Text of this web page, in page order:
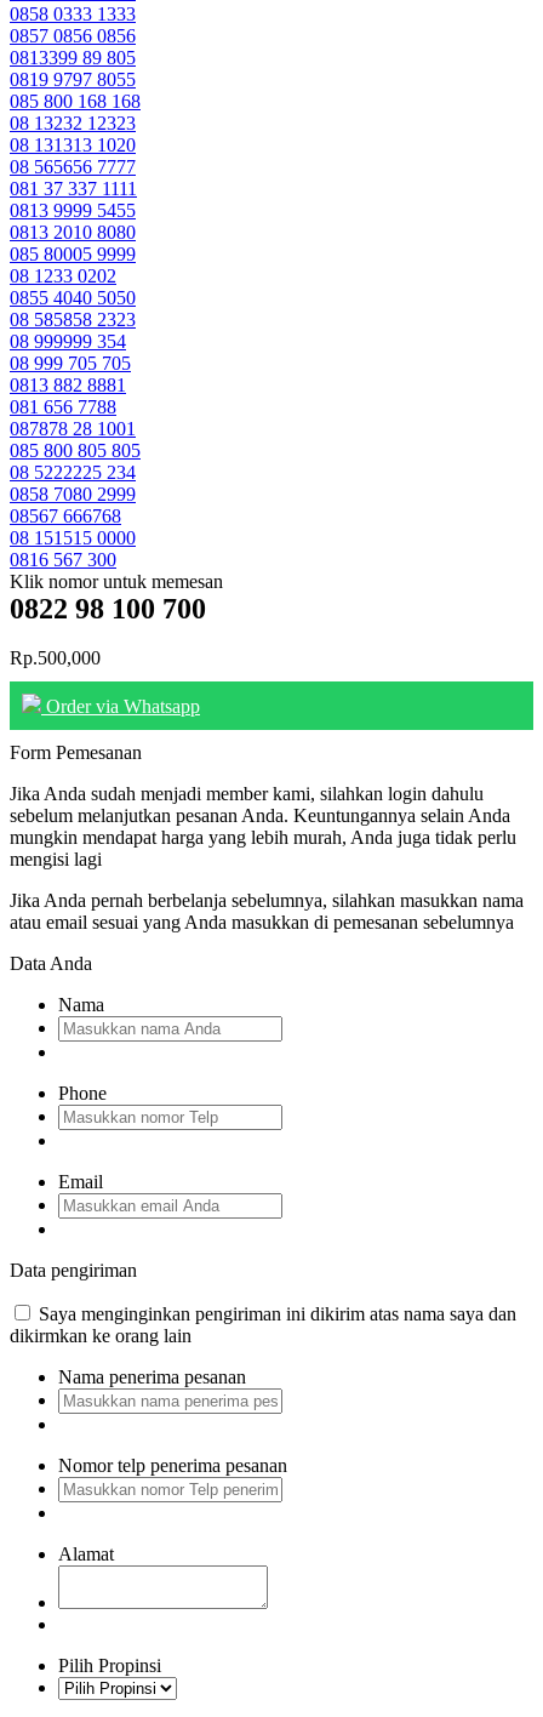
0858 0333 1333
0857 0856 0856
0813399 89 805
0819 9797 8055
085 800 168 168
08 13232 12323
08 131313 1020
08 565656 7777
081 37 337 1111
0813 9999 5455
0813 2010 8080
085 80005 9999
08 1233 0202
0855 4040 5050
08 585858 2323
08 999999 354
08 999 705 705
0813 882 8881
081 656 7788
087878 28 1001
085 800 805 805
08 5222225 234
0858 7080 2999
08567 666768
08 151515 0000
0816 567 300
Klik nomor untuk memesan
0822 98 100 700
Rp.500,000
Order via Whatsapp
Form Pemesanan
Jika Anda sudah menjadi member kami, silahkan login dahulu
sebelum melanjutkan pesanan Anda. Keuntungannya selain Anda
mungkin mendapat harga yang lebih murah, Anda juga tidak perlu
mengisi lagi
Jika Anda pernah berbelanja sebelumnya, silahkan masukkan nama
atau email sesuai yang Anda masukkan di pemesanan sebelumnya
Data Anda
Nama
Phone
Email
Data pengiriman
Saya menginginkan pengiriman ini dikirim atas nama saya dan
dikirmkan ke orang lain
Nama penerima pesanan
Nomor telp penerima pesanan
Alamat
Pilih Propinsi